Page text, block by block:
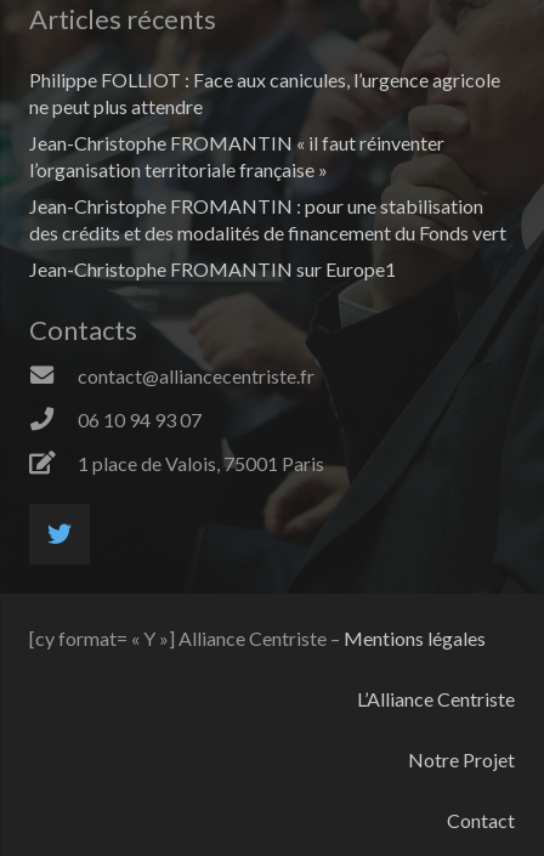
Articles récents
Philippe FOLLIOT : Face aux canicules, l’urgence agricole
ne peut plus attendre
Jean-Christophe FROMANTIN « il faut réinventer
l’organisation territoriale française »
Jean-Christophe FROMANTIN : pour une stabilisation
des crédits et des modalités de financement du Fonds vert
Jean-Christophe FROMANTIN sur Europe1
Contacts
contact@alliancecentriste.fr
06 10 94 93 07
1 place de Valois, 75001 Paris
[cy format= « Y »] Alliance Centriste – Mentions légales
L’Alliance Centriste
Notre Projet
Contact